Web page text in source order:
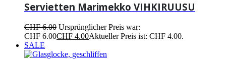
Servietten Marimekko VIHKIRUUSU
CHF6.00 Ursprünglicher Preis war:
CHF 6.00CHF 4.00Aktueller Preis ist: CHF 4.00.
SALE